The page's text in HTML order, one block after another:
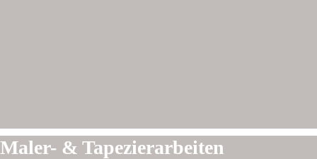
Maler- & Tapezierarbeiten